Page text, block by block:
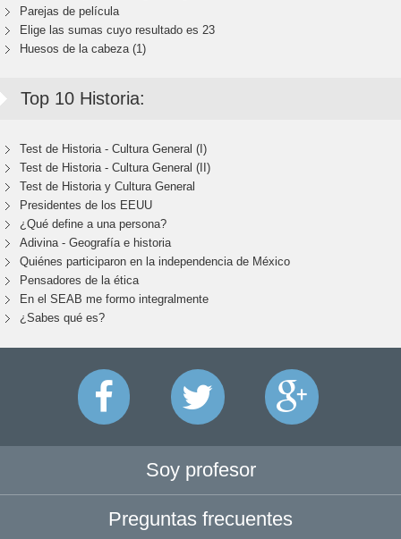
Parejas de película
Elige las sumas cuyo resultado es 23
Huesos de la cabeza (1)
Top 10 Historia:
Test de Historia - Cultura General (I)
Test de Historia - Cultura General (II)
Test de Historia y Cultura General
Presidentes de los EEUU
¿Qué define a una persona?
Adivina - Geografía e historia
Quiénes participaron en la independencia de México
Pensadores de la ética
En el SEAB me formo integralmente
¿Sabes qué es?
Soy profesor
Preguntas frecuentes